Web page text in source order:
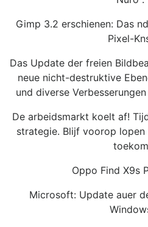
Gimp 3.2 erschienen: Das
Pixel-
Das Update der freien
neue nicht-destruktive
und diverse
De arbeidsmarkt koelt af!
strategie. Blijf voorop
Oppo Find X9s
Microsoft: Update auer